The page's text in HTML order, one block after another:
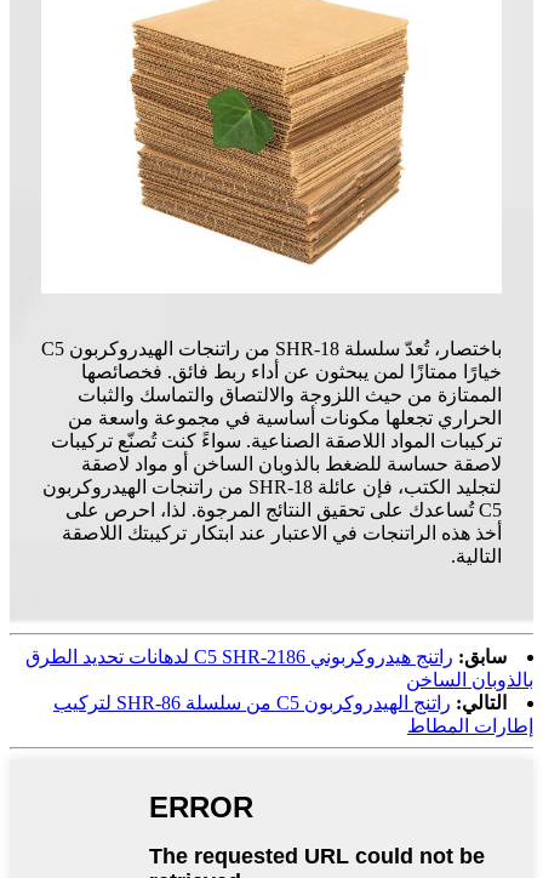
باختصار، تُعدّ سلسلة SHR-18 من راتنجات الهيدروكربون C5
خيارًا ممتازًا لمن يبحثون عن أداء ربط فائق. فخصائصها
الممتازة من حيث اللزوجة والالتصاق والتماسك والثبات
الحراري تجعلها مكونات أساسية في مجموعة واسعة من
تركيبات المواد اللاصقة الصناعية. سواءً كنت تُصنّع تركيبات
لاصقة حساسة للضغط بالذوبان الساخن أو مواد لاصقة
لتجليد الكتب، فإن عائلة SHR-18 من راتنجات الهيدروكربون
C5 تُساعدك على تحقيق النتائج المرجوة. لذا، احرص على
أخذ هذه الراتنجات في الاعتبار عند ابتكار تركيبتك اللاصقة
التالية.
سابق:
راتنج هيدروكربوني C5 SHR-2186 لدهانات تحديد الطرق
بالذوبان الساخن
التالي:
راتنج الهيدروكربون C5 من سلسلة SHR-86 لتركيب
إطارات المطاط